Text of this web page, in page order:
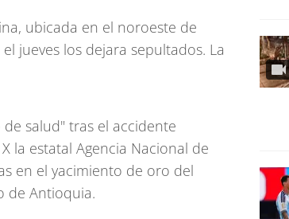
ubicada en el noroeste de
jueves los dejara sepultados. La
salud" tras el accidente
la estatal Agencia Nacional de
en el yacimiento de oro del
de Antioquia.